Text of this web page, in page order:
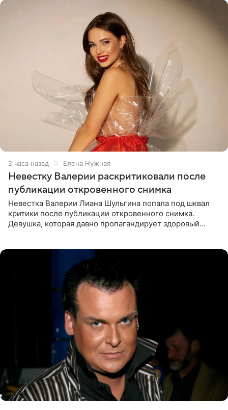
2 часа назад Елена Нужная
Невестку Валерии раскритиковали после
публикации откровенного снимка
Невестка Валерии Лиана Шульгина попала под шквал
критики после публикации откровенного снимка.
Девушка, которая давно пропагандирует здоровый